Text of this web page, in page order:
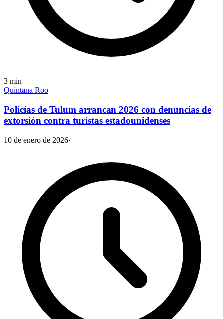
3 min
Quintana Roo
Policías de Tulum arrancan 2026 con denuncias de
extorsión contra turistas estadounidenses
10 de enero de 2026·